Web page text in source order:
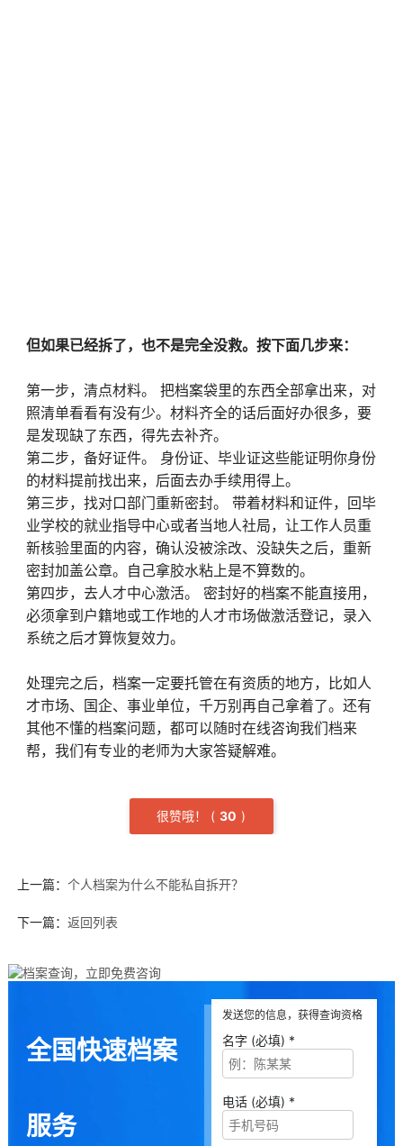
但如果已经拆了，也不是完全没救。按下面几步来：
第一步，清点材料。 把档案袋里的东西全部拿出来，对
照清单看看有没有少。材料齐全的话后面好办很多，要
是发现缺了东西，得先去补齐。
第二步，备好证件。 身份证、毕业证这些能证明你身份
的材料提前找出来，后面去办手续用得上。
第三步，找对口部门重新密封。 带着材料和证件，回毕
业学校的就业指导中心或者当地人社局，让工作人员重
新核验里面的内容，确认没被涂改、没缺失之后，重新
密封加盖公章。自己拿胶水粘上是不算数的。
第四步，去人才中心激活。 密封好的档案不能直接用，
必须拿到户籍地或工作地的人才市场做激活登记，录入
系统之后才算恢复效力。
处理完之后，档案一定要托管在有资质的地方，比如人
才市场、国企、事业单位，千万别再自己拿着了。还有
其他不懂的档案问题，都可以随时在线咨询我们档来
帮，我们有专业的老师为大家答疑解难。
很赞哦！ ( 30 )
上一篇： 个人档案为什么不能私自拆开？
下一篇： 返回列表
全国快速档案
服务
发送您的信息，获得查询资格
名字 (必填) *
电话 (必填) *